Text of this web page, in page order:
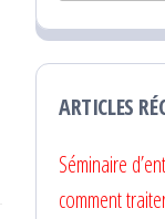
ARTICLES
Séminaire
comment